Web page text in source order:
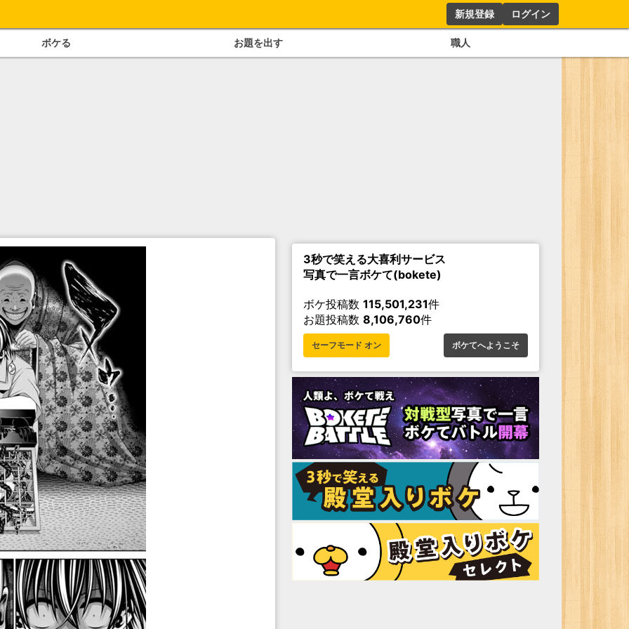
新規登録 ログイン
ボケる お題を出す 職人
3秒で笑える大喜利サービス
写真で一言ボケて(bokete)
ボケ投稿数 115,501,231件
お題投稿数 8,106,760件
セーフモード オン ボケてへようこそ